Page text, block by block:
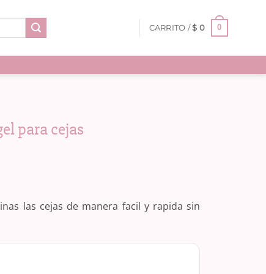
CARRITO /$ 0 0
para cejas
las cejas de manera facil y rapida sin